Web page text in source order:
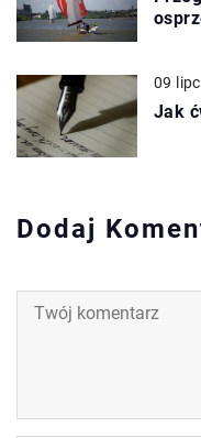
09
Jak
Dodaj